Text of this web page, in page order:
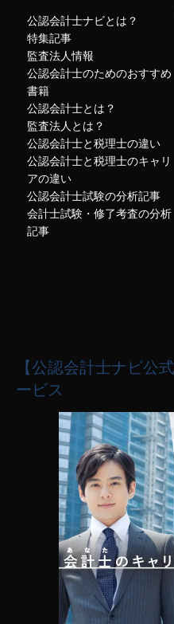
公認会計士ナビとは？
特集記事
監査法人情報
公認会計士のためのおすすめ
書籍
公認会計士とは？
監査法人とは？
公認会計士と税理士の違い
公認会計士と税理士のキャリ
アの違い
公認会計士試験の分析記事
会計士試験・修了考査の分析
記事
【公認会計士ナビ公
ービス